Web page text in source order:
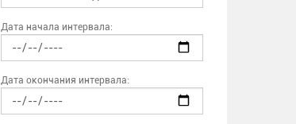
Дата начала интервала:
Дата окончания интервала: